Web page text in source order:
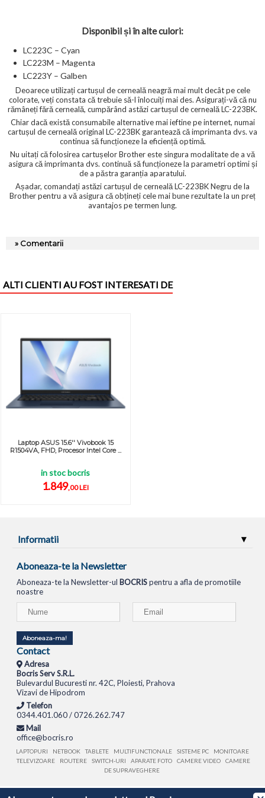
Disponibil și în alte culori:
LC223C – Cyan
LC223M – Magenta
LC223Y – Galben
Deoarece utilizați cartușul de cerneală neagră mai mult decât pe cele
colorate, veți constata că trebuie să-l înlocuiți mai des. Asigurați-vă că nu
rămâneți fără cerneală, cumpărând astăzi cartușul de cerneală LC-223BK.
Chiar dacă există consumabile alternative mai ieftine pe internet, numai
cartușul de cerneală original LC-223BK garantează că imprimanta dvs. va
continua să funcționeze la eficiență optimă.
Nu uitați că folosirea cartușelor Brother este singura modalitate de a vă
asigura că imprimanta dvs. continuă să funcționeze la parametri optimi și
de a păstra garanția aparatului.
Așadar, comandați astăzi cartușul de cerneală LC-223BK Negru de la
Brother pentru a vă asigura că obțineți cele mai bune rezultate la un preț
avantajos pe termen lung.
» Comentarii
ALTI CLIENTI AU FOST INTERESATI DE
Laptop ASUS 15.6'' Vivobook 15
R1504VA, FHD, Procesor Intel Core ...
in stoc bocris
1.849,00 LEI
Informatii
Aboneaza-te la Newsletter
Aboneaza-te la Newsletter-ul BOCRISpentru a afla de promotiile
noastre
Aboneaza-ma!
Contact
Adresa
Bocris Serv S.R.L.
Bulevardul Bucuresti nr. 42C, Ploiesti, Prahova
Vizavi de Hipodrom
Telefon
0344.401.060 / 0726.262.747
Mail
office@bocris.ro
LAPTOPURI NETBOOK TABLETE MULTIFUNCTIONALE SISTEME PC
MONITOARE
TELEVIZOARE
ROUTERE SWITCH-URI APARATE FOTO CAMERE VIDEO
CAMERE
DE SUPRAVEGHERE
© 1994 - 2026 BOCRIS SERV S.R.L. | CUI: RO6260085, REG. COM.: J29/2413/1994